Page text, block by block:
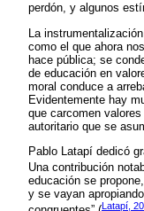
perdón, y algunos
La
como el que ahora
hace pública; se
de educación en
moral conduce a
Evidentemente hay
que carcomen
autoritario que se
Pablo Latapí dedicó
Una contribución
educación se
y se vayan
Latapí,